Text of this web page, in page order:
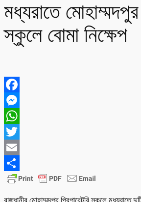
মধ্যরাতে মোহাম্মদপুর
স্কুলে বোমা নিক্ষেপ
Facebook
Messenger
WhatsApp
Twitter
Email
Share
রাজধানীর মোহাম্মদপুর প্রিপারেটরি স্কুলে মধ্যরাতে